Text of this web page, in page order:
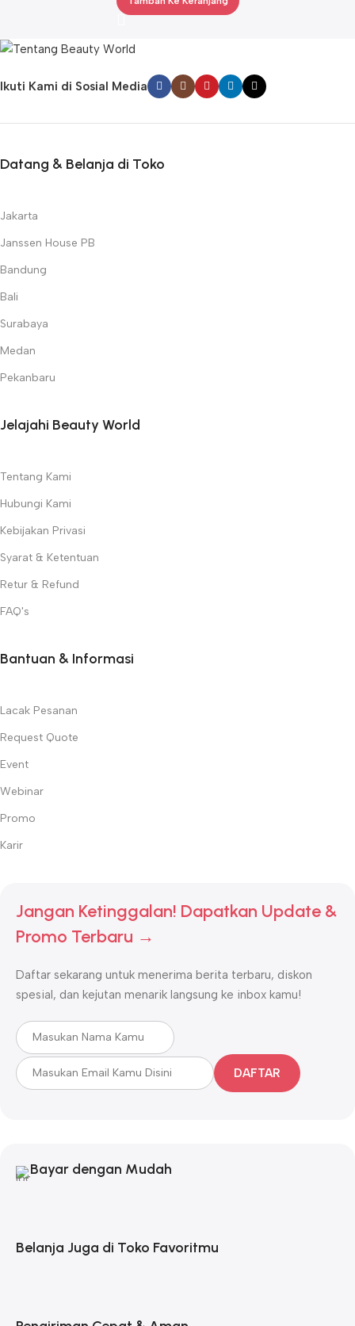
Ikuti Kami di Sosial Media
Datang & Belanja di Toko
Jakarta
Janssen House PB
Bandung
Bali
Surabaya
Medan
Pekanbaru
Jelajahi Beauty World
Tentang Kami
Hubungi Kami
Kebijakan Privasi
Syarat & Ketentuan
Retur & Refund
FAQ's
Bantuan & Informasi
Lacak Pesanan
Request Quote
Event
Webinar
Promo
Karir
Jangan Ketinggalan! Dapatkan Update &
Promo Terbaru →
Daftar sekarang untuk menerima berita terbaru, diskon
spesial, dan kejutan menarik langsung ke inbox kamu!
DAFTAR
Bayar dengan Mudah
Belanja Juga di Toko Favoritmu